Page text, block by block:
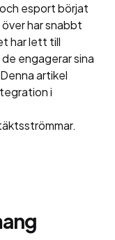
esport börjat
har snabbt
har lett till
engagerar sina
artikel
i